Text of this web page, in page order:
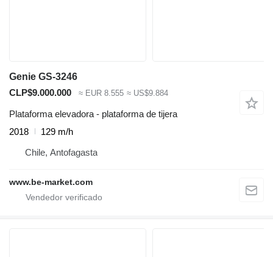
Genie GS-3246
CLP$9.000.000
≈ EUR 8.555 ≈ US$9.884
Plataforma elevadora - plataforma de tijera
2018
129 m/h
Chile, Antofagasta
www.be-market.com